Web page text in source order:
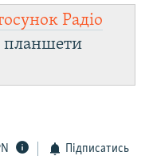
Радіо
планшети
Підписатись